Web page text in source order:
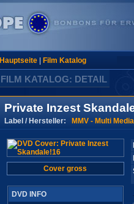
Hauptseite| Film Katalog
FILM KATALOG: DETAIL
Private Inzest
Label / Hersteller: MMV - Multi
Cover gross
DVD INFO